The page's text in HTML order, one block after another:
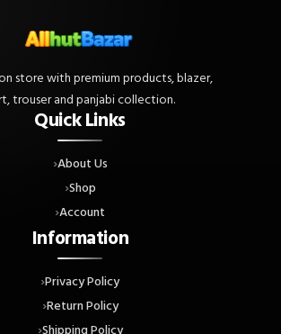
store with premium products, blazer,
trouser and panjabi collection.
Quick Links
About Us
Shop
Account
Information
Privacy Policy
Return Policy